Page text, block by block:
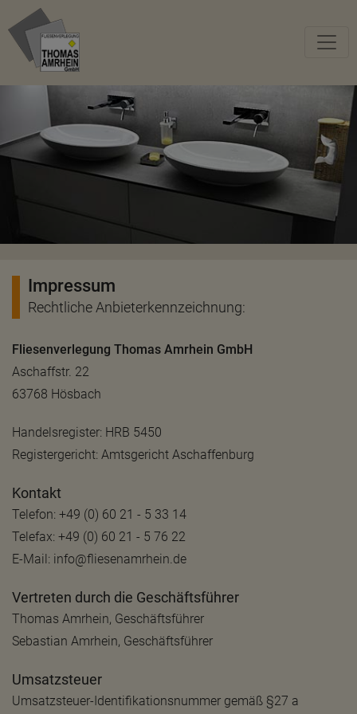
Impressum
Rechtliche Anbieterkennzeichnung:
Fliesenverlegung Thomas Amrhein GmbH
Aschaffstr. 22
63768 Hösbach
Handelsregister: HRB 5450
Registergericht: Amtsgericht Aschaffenburg
Kontakt
Telefon: +49 (0) 60 21 - 5 33 14
Telefax: +49 (0) 60 21 - 5 76 22
E-Mail: info@fliesenamrhein.de
Vertreten durch die Geschäftsführer
Thomas Amrhein, Geschäftsführer
Sebastian Amrhein, Geschäftsführer
Umsatzsteuer
Umsatzsteuer-Identifikationsnummer gemäß §27 a